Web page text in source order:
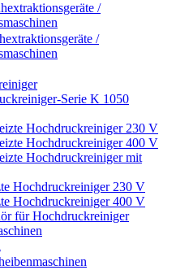
/
/
Serie K 1050
Hochdruckreiniger 230 V
Hochdruckreiniger 400 V
Hochdruckreiniger mit
Hochdruckreiniger 230 V
Hochdruckreiniger 400 V
für Hochdruckreiniger